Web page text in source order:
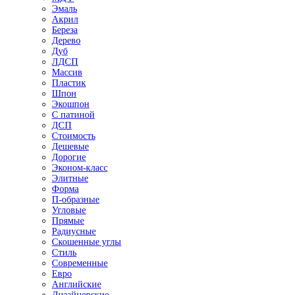
Эмаль
Акрил
Береза
Дерево
Дуб
ЛДСП
Массив
Пластик
Шпон
Экошпон
С патиной
ДСП
Стоимость
Дешевые
Дорогие
Эконом-класс
Элитные
Форма
П-образные
Угловые
Прямые
Радиусные
Скошенные углы
Стиль
Современные
Евро
Английские